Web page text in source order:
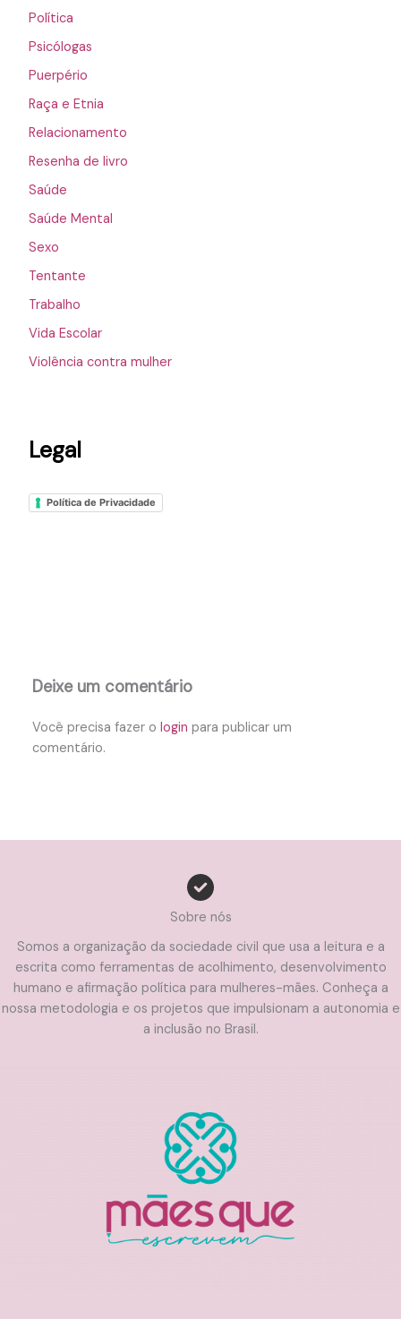
Política
Psicólogas
Puerpério
Raça e Etnia
Relacionamento
Resenha de livro
Saúde
Saúde Mental
Sexo
Tentante
Trabalho
Vida Escolar
Violência contra mulher
Legal
Política de Privacidade
Deixe um comentário
Você precisa fazer ologin para publicar um
comentário.
Sobre nós
Somos a organização da sociedade civil que usa a leitura e a
escrita como ferramentas de acolhimento, desenvolvimento
humano e afirmação política para mulheres-mães. Conheça a
nossa metodologia e os projetos que impulsionam a autonomia e
a inclusão no Brasil.